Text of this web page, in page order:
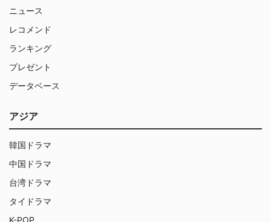
ニュース
レコメンド
ランキング
プレゼント
データベース
アジア
韓国ドラマ
中国ドラマ
台湾ドラマ
タイドラマ
K-POP